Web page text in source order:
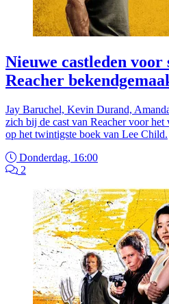
Nieuwe castleden voor
Reacher
Jay Baruchel, Kevin Durand,
zich bij de cast van Reacher voor het
op het twintigste boek van Lee Child.
Donderdag, 16:00
2